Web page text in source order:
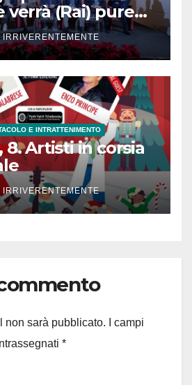
verrà (Rai) pure
maestro
IRRIVERENTEMENTE
E INTRATTENIMENTO
8. Artisti in corsia
IRRIVERENTEMENTE
non sarà pubblicato.
I campi
*